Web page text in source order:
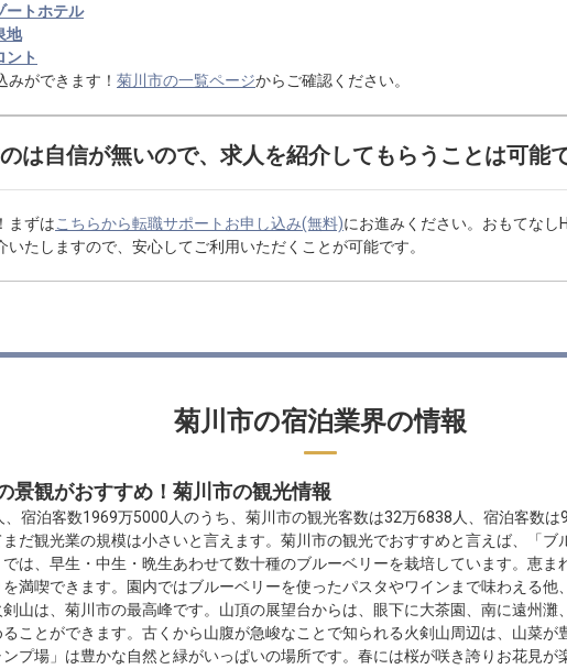
ートホテル
地
ント
ができます！ 菊川市の一覧ページからご確認ください。
は自信が無いので、求人を紹介してもらうことは可能
まずはこちらから転職サポートお申し込み(無料)にお進みください。おもてなし
たしますので、安心してご利用いただくことが可能です。
菊川市の宿泊業界の情報
景観がおすすめ！菊川市の観光情報
宿泊客数1969万5000人のうち、菊川市の観光客数は32万6838人、宿泊客数
だ観光業の規模は小さいと言えます。菊川市の観光でおすすめと言えば、「
は、早生・中生・晩生あわせて数十種のブルーベリーを栽培しています。恵
満喫できます。園内ではブルーベリーを使ったパスタやワインまで味わえる
山は、菊川市の最高峰です。山頂の展望台からは、眼下に大茶園、南に遠州
ことができます。古くから山腹が急峻なことで知られる火剣山周辺は、山菜
プ場」は豊かな自然と緑がいっぱいの場所です。春には桜が咲き誇りお花見